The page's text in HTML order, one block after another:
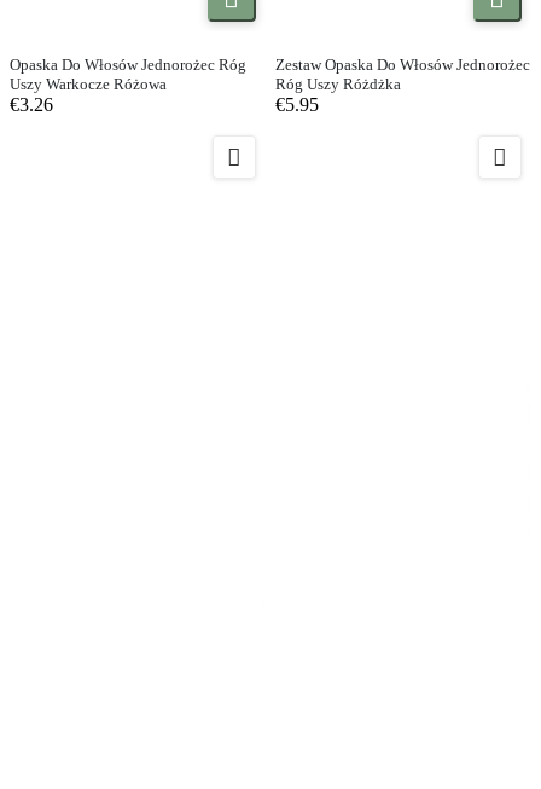
Opaska Do Włosów Jednorożec Róg
Uszy Warkocze Różowa
€3.26
Zestaw Opaska Do Włosów Jednorożec
Róg Uszy Różdżka
€5.95
 